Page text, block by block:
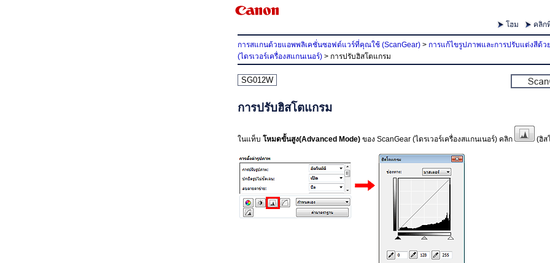
โฮม คลิก
การสแกนด้วยแอพพลิเคชั่นซอฟต์แวร์ที่คุณใช้ (ScanGear) > การแก้ไขรูปภาพและการปรับแต่งสีด้ว
(ไดรเวอร์เครื่องสแกนเนอร์) > การปรับฮิสโตแกรม
SG012W
การปรับฮิสโตแกรม
ในแท็บ โหมดขั้นสูง(Advanced Mode) ของ ScanGear (ไดรเวอร์เครื่องสแกนเนอร์) คลิก (ฮิส